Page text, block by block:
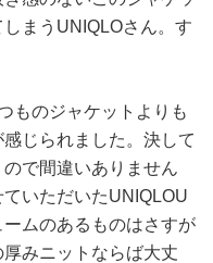
まうUNIQLOさん。す
ものジャケットよりも
じられました。決して
で間違いありません
ていただいたUNIQLOU
ムのあるものはさすが
みニットならば大丈